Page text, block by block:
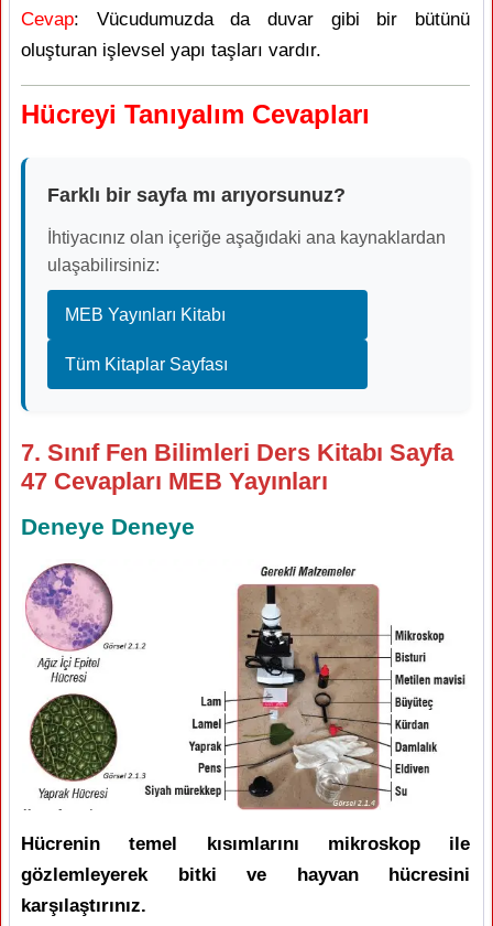
Cevap: Vücudumuzda da duvar gibi bir bütünü
oluşturan işlevsel yapı taşları vardır.
Hücreyi Tanıyalım Cevapları
Farklı bir sayfa mı arıyorsunuz?
İhtiyacınız olan içeriğe aşağıdaki ana kaynaklardan
ulaşabilirsiniz:
MEB Yayınları Kitabı
Tüm Kitaplar Sayfası
7. Sınıf Fen Bilimleri Ders Kitabı Sayfa
47 Cevapları MEB Yayınları
Deneye Deneye
Hücrenin temel kısımlarını mikroskop ile
gözlemleyerek bitki ve hayvan hücresini
karşılaştırınız.